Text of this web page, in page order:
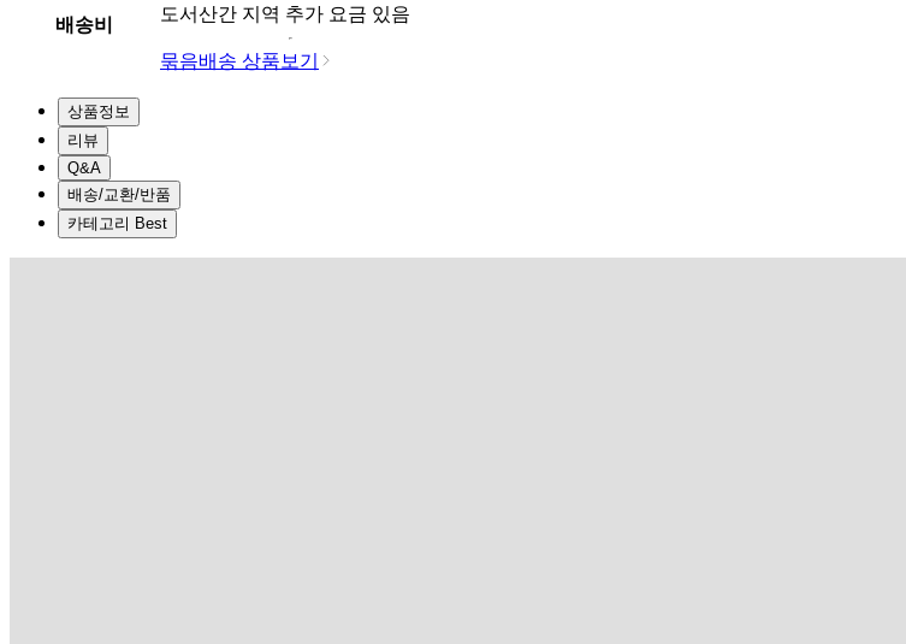
배송비
도서산간 지역 추가 요금 있음
묶음배송 상품보기
상품정보
리뷰
Q&A
배송/교환/반품
카테고리 Best